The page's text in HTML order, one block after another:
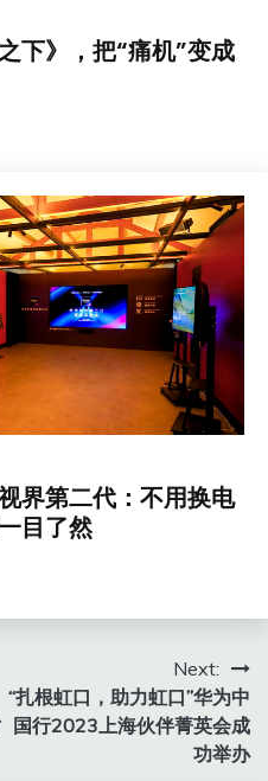
下》，把“痛机”变成
界第二代：不用换电
目了然
Next:
“扎根虹口，助力虹口”华为中
国行2023上海伙伴菁英会成
功举办